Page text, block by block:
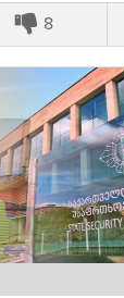
8